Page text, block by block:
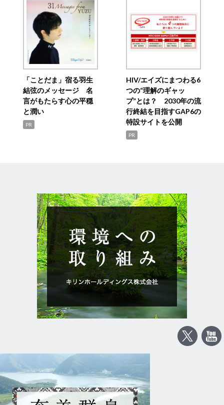
「ことだま」宿る羽生
結弦のメッセージ 名
言がもたらす心の平穏
と潤い
PR
HIV/エイズにまつわる6
つの“理解のギャッ
プ”とは？ 2030年の流
行終結を目指すGAP6の
特設サイトを公開
PR